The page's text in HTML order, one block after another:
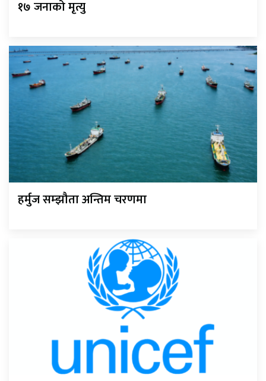
१७ जनाको मृत्यु
हर्मुज सम्झौता अन्तिम चरणमा